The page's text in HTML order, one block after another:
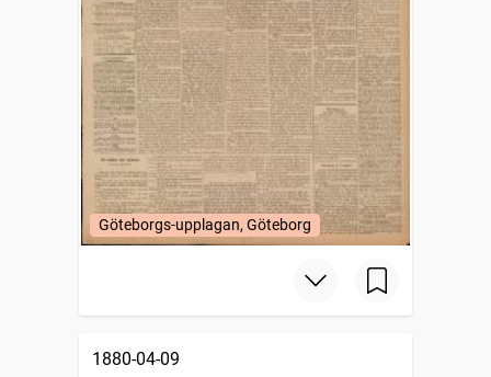
Göteborgs-upplagan, Göteborg
1880-04-09